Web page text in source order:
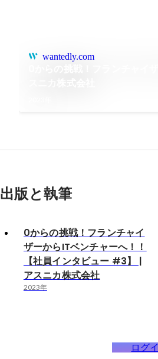
wantedly.com
出版と執筆
0からの挑戦！フランチャイ
ザーからITベンチャーへ！！
【社員インタビュー #3】 |
アスニカ株式会社
2023年
ログ